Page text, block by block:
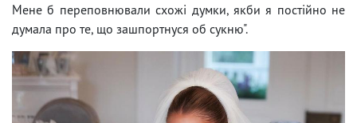
Мене б переповнювали схожі думки, якби я постійно не
думала про те, що зашпортнуся об сукню".